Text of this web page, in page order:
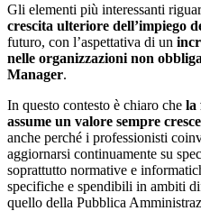
Gli elementi più interessanti
crescita ulteriore dell’impiego
futuro, con l’aspettativa di un
nelle organizzazioni non
Manager.
In questo contesto è chiaro che la
assume un valore sempre
anche perché i professionisti
aggiornarsi continuamente su
soprattutto normative e
specifiche e spendibili in ambiti
quello della Pubblica